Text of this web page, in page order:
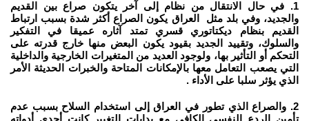
1. في حال الانتقال من نظام إلى آخر يتكون صراع بين القديم
والجديد، وفي بلد مثل العراق يكون الصراع أكثر شدة بسبب ارتباط
القديم بنظام ديكتاتوري قسري تمتد آثاره عميقا في التفكير
والسلوك، وتقييد الجديد بقيود يكون البعض منها خارج قدرته على
التحكم أو التأثير بها، ولوجود العديد من المتغيرات الخارجية والداخلية
التي يصعب التعامل معها بالإمكانات المتاحة والخبرات الحديثة الأمر
الذي يؤثر سلبا على الأداء .
2. والصراع الذي تطور في العراق إلى استخدام السلاح بسبب عدم